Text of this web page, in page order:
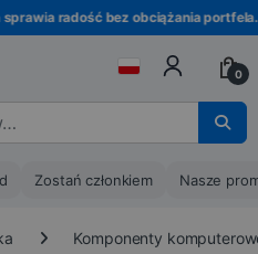
radość bez obciążania portfela.
0
Zostań członkiem Nasze
Komponenty